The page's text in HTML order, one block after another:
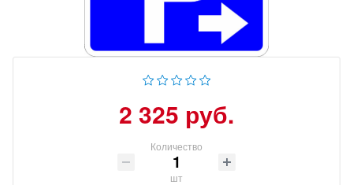
2 325 руб.
Количество
шт